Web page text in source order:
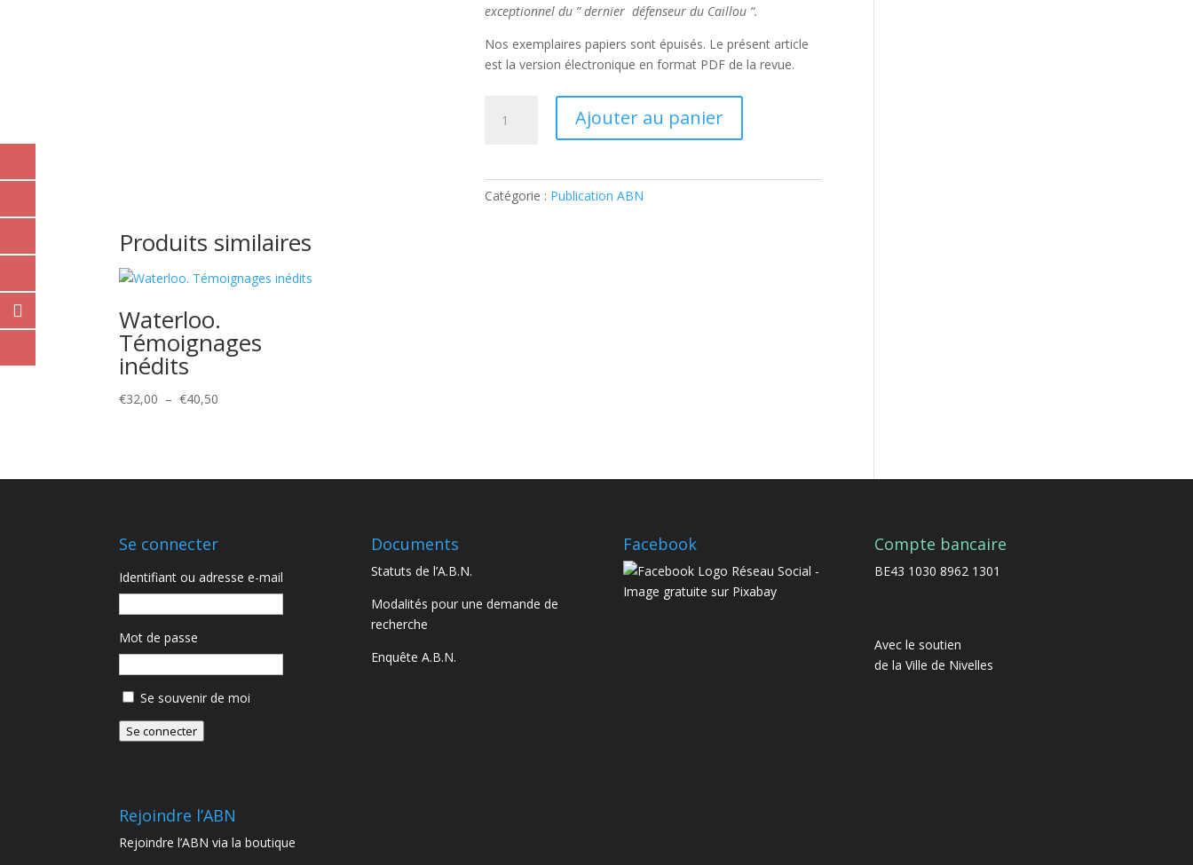
exceptionnel du ” dernier défenseur du Caillou “.
Nos exemplaires papiers sont épuisés. Le présent article
est la version électronique en format PDF de la revue.
Ajouter au panier
Catégorie : Publication ABN
Produits similaires
Waterloo.
Témoignages
inédits
€32,00 – €40,50
à
Se connecter
Identifiant ou adresse e-mail
Mot de passe
Se souvenir de moi
Se connecter
Rejoindre l’ABN
Rejoindre l’ABN via la boutique
Documents
Statuts de l’A.B.N.
Modalités pour une demande de
recherche
Enquête A.B.N.
Facebook Compte bancaire
BE43 1030 8962 1301
Avec le soutien
de la Ville de Nivelles